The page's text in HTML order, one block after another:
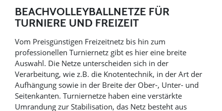
BEACHVOLLEYBALLNETZE FÜR
TURNIERE UND FREIZEIT
Vom Preisgünstigen Freizeitnetz bis hin zum
professionellen Turniernetz gibt es hier eine breite
Auswahl. Die Netze unterscheiden sich in der
Verarbeitung, wie z.B. die Knotentechnik, in der Art der
Aufhängung sowie in der Breite der Ober-, Unter- und
Seitenkanten. Turniernetze haben eine verstärkte
Umrandung zur Stabilisation, das Netz besteht aus